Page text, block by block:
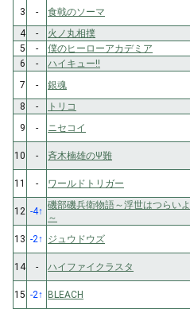
3
- 食戟のソーマ
4
- 火ノ丸相撲
5
- 僕のヒーローアカデミア
6
- ハイキュー!!
7
- 銀魂
8
- トリコ
9
- ニセコイ
10
- 斉木楠雄のΨ難
11
- ワールドトリガー
12 -4↑
磯部磯兵衛物語～浮世はつらいよ
～
13 -2↑ ジュウドウズ
14
- ハイファイクラスタ
15 -2↑ BLEACH